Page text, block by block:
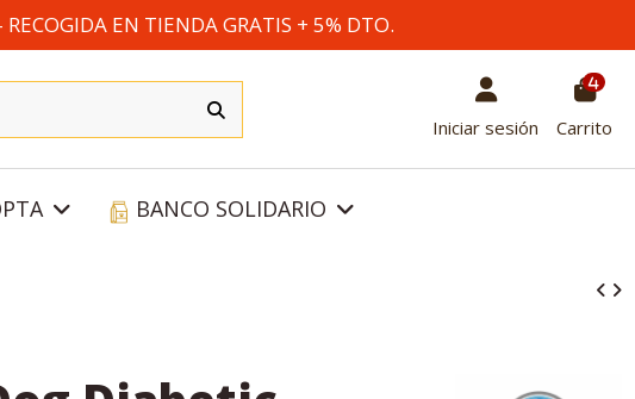
EN TIENDA GRATIS + 5% DTO.
Iniciar sesión
4
Carrito
BANCO SOLIDARIO